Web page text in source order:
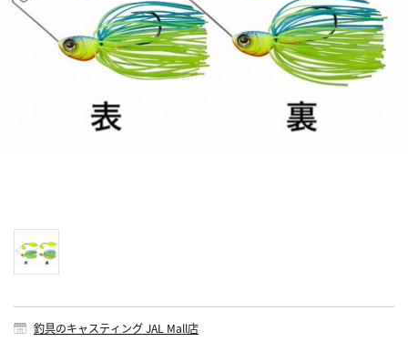
釣具のキャスティング JAL Mall店